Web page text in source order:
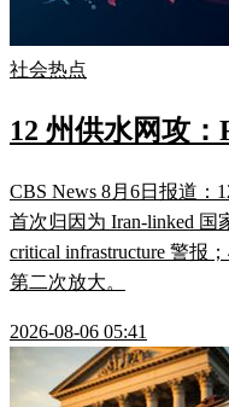
社会热点
12 州供水网攻
CBS News 8月6日报道
首次归因为 Iran-linked 国
critical infrastructure 警报
第二次放大。
2026-08-06 05:41